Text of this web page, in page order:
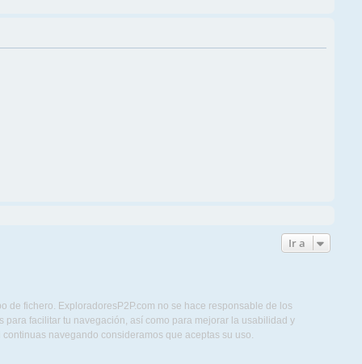
Ir a
de fichero. ExploradoresP2P.com no se hace responsable de los
facilitar tu navegación, así como para mejorar la usabilidad y
navegando consideramos que aceptas su uso.